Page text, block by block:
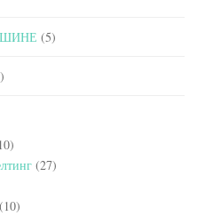
(5)
(27)
(10)